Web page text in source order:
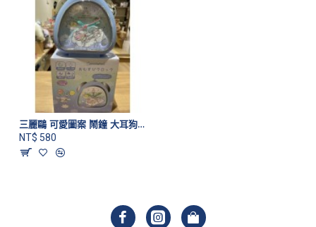
三麗鷗 可愛圖案 鬧鐘 大耳狗款
NT$ 580